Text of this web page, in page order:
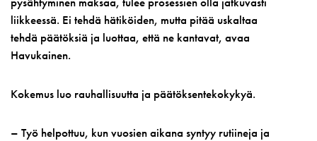
liikkeessä. Ei tehdä hätiköiden, mutta pitää uskaltaa
tehdä päätöksiä ja luottaa, että ne kantavat, avaa
Havukainen.
Kokemus luo rauhallisuutta ja päätöksentekokykyä.
– Työ helpottuu, kun vuosien aikana syntyy rutiineja ja